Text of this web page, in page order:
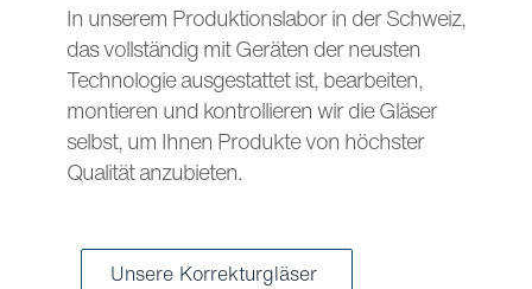
In unserem Produktionslabor in der Schweiz,
das vollständig mit Geräten der neusten
Technologie ausgestattet ist, bearbeiten,
montieren und kontrollieren wir die Gläser
selbst, um Ihnen Produkte von höchster
Qualität anzubieten.
Unsere Korrekturgläser